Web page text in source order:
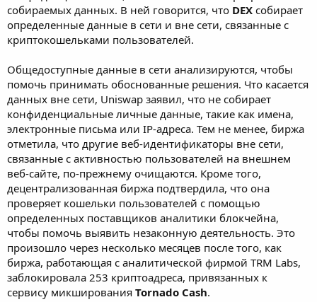
собираемых данных. В ней говорится, что DEX собирает
определенные данные в сети и вне сети, связанные с
криптокошельками пользователей.
Общедоступные данные в сети анализируются, чтобы
помочь принимать обоснованные решения. Что касается
данных вне сети, Uniswap заявил, что не собирает
конфиденциальные личные данные, такие как имена,
электронные письма или IP-адреса. Тем не менее, биржа
отметила, что другие веб-идентификаторы вне сети,
связанные с активностью пользователей на внешнем
веб-сайте, по-прежнему очищаются. Кроме того,
децентрализованная биржа подтвердила, что она
проверяет кошельки пользователей с помощью
определенных поставщиков аналитики блокчейна,
чтобы помочь выявить незаконную деятельность. Это
произошло через несколько месяцев после того, как
биржа, работающая с аналитической фирмой TRM Labs,
заблокировала 253 криптоадреса, привязанных к
сервису микширования Tornado Cash.